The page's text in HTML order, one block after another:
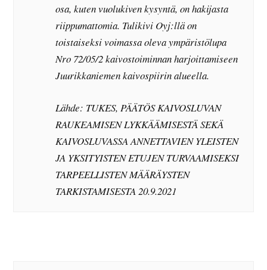
osa, kuten vuolukiven kysyntä, on hakijasta
riippumattomia. Tulikivi Oyj:llä on
toistaiseksi voimassa oleva ympäristölupa
Nro 72/05/2 kaivostoiminnan harjoittamiseen
Juurikkaniemen kaivospiirin alueella.
Lähde: TUKES, PÄÄTÖS KAIVOSLUVAN
RAUKEAMISEN LYKKÄÄMISESTÄ SEKÄ
KAIVOSLUVASSA ANNETTAVIEN YLEISTEN
JA YKSITYISTEN ETUJEN TURVAAMISEKSI
TARPEELLISTEN MÄÄRÄYSTEN
TARKISTAMISESTA 20.9.2021